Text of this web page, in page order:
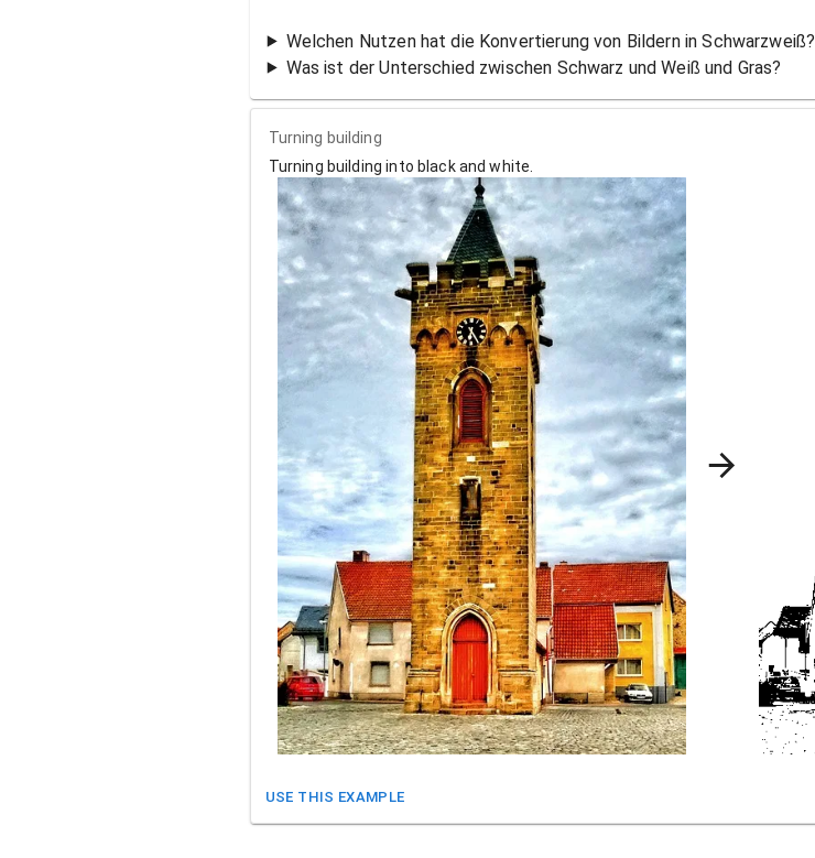
Welchen Nutzen hat die Konvertierung von Bildern in Schwarzweiß?
Was ist der Unterschied zwischen Schwarz und Weiß und Gras?
Turning building
Turning building into black and white.
USE THIS EXAMPLE